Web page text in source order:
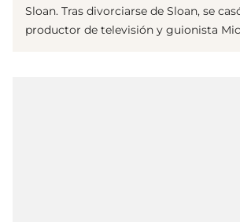
Sloan. Tras divorciarse de Sloan, se
productor de televisión y guionista